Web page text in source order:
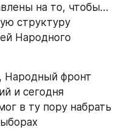
на то, чтобы…
структуру
Народного
Народный фронт
и сегодня
в ту пору набрать